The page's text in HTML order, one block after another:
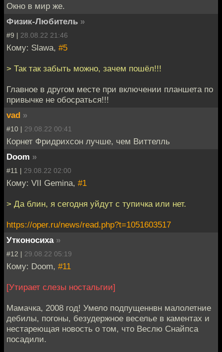
Окно в мир же.
Физик-Любитель »
#9 | 28.08.22 21:46
Кому: Slawa, #5
> Так так забыть можно, зачем пошёл!!!
Главное в другом месте при включении планшета по
привычке не обосраться!!!
vad »
#10 | 29.08.22 00:41
Корнет Фридрихсон лучше, чем Виттелль
Doom »
#11 | 29.08.22 02:00
Кому: VII Gemina, #1
> Да блин, я сегодня уйдут с тупичка или нет.
https://oper.ru/news/read.php?t=1051603517
Утконосиха »
#12 | 29.08.22 05:19
Кому: Doom, #11
[Утирает слезы ностальгии]
Мамачка, 2008 год! Умело подпущеннвн малолетние
дебилы, погоны, безудержное веселье в каментах и
нестареющая новость о том, что Веслю Снайпса
посадили.